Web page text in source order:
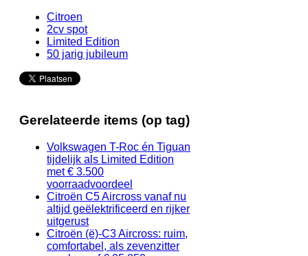
Citroen
2cv spot
Limited Edition
50 jarig jubileum
Gerelateerde items (op tag)
Volkswagen T-Roc én Tiguan
tijdelijk als Limited Edition
met € 3.500
voorraadvoordeel
Citroën C5 Aircross vanaf nu
altijd geëlektrificeerd en rijker
uitgerust
Citroën (ë)-C3 Aircross: ruim,
comfortabel, als zevenzitter